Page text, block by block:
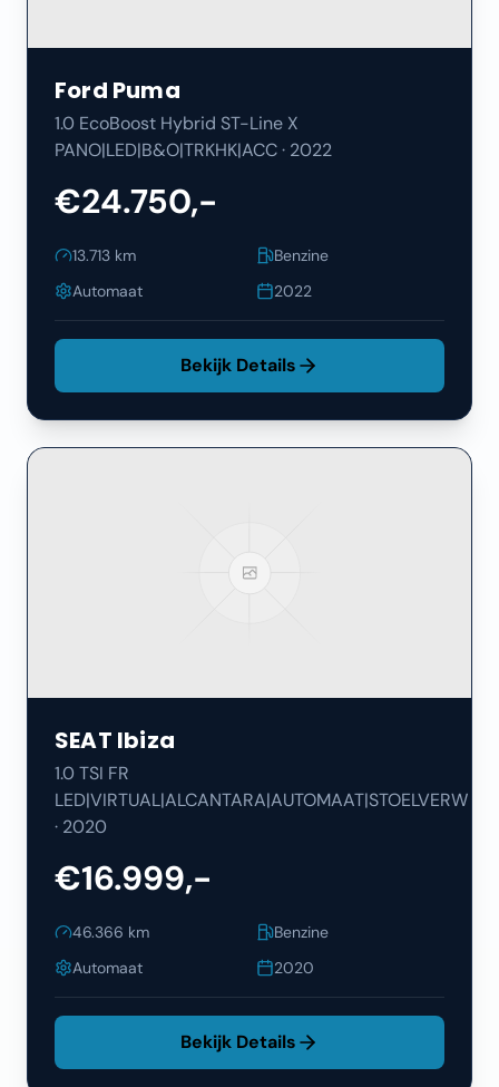
Ford Puma
1.0 EcoBoost Hybrid ST-Line X
PANO|LED|B&O|TRKHK|ACC· 2022
€24.750,-
13.713 km
Benzine
Automaat
2022
Bekijk Details
SEAT Ibiza
1.0 TSI FR
LED|VIRTUAL|ALCANTARA|AUTOMAAT|STOELVERW
· 2020
€16.999,-
46.366 km
Benzine
Automaat
2020
Bekijk Details